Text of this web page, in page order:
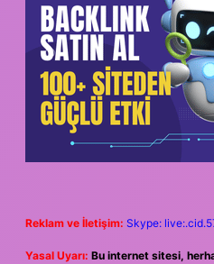
Reklam ve İletişim: Skype:
Yasal Uyarı: Bu internet sitesi,